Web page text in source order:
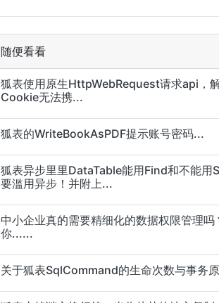
随便看看
狐表使用原生HttpWebRequest请求api，
Cookie无法携...
狐表的WriteBookAsPDF提示账号密码...
狐表异步里里DataTable能用Find和不能用
要滥用异步！并附上...
中小企业真的需要精细化的数据权限管理
你......
关于狐表SqlCommand的生命次数与事务